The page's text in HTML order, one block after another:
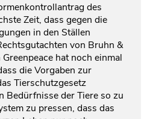
des
Zeit, dass gegen die
in den Ställen
von Bruhn &
hat noch einmal
die Vorgaben zur
Tierschutzgesetz
Bedürfnisse der Tiere so zu
zu pressen, dass das